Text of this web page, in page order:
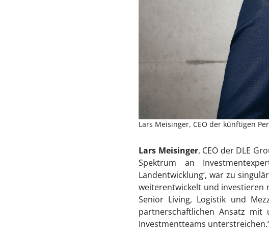
Lars Meisinger, CEO der künftigen
Lars Meisinger, CEO der DLE
Spektrum an
Landentwicklung‘, war zu
weiterentwickelt und investieren
Senior Living, Logistik und
partnerschaftlichen Ansatz mit
Investmentteams